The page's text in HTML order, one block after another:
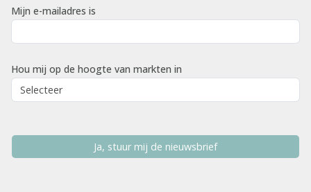
Mijn e-mailadres is
Hou mij op de hoogte van markten in
Ja, stuur mij de nieuwsbrief